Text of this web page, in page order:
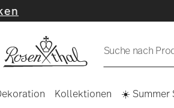
Suche nach
Kollektionen ☀️ Summer